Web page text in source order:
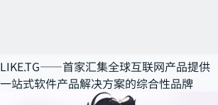
LIKE.TG——首家汇集全球互联网产品提供
一站式软件产品解决方案的综合性品牌